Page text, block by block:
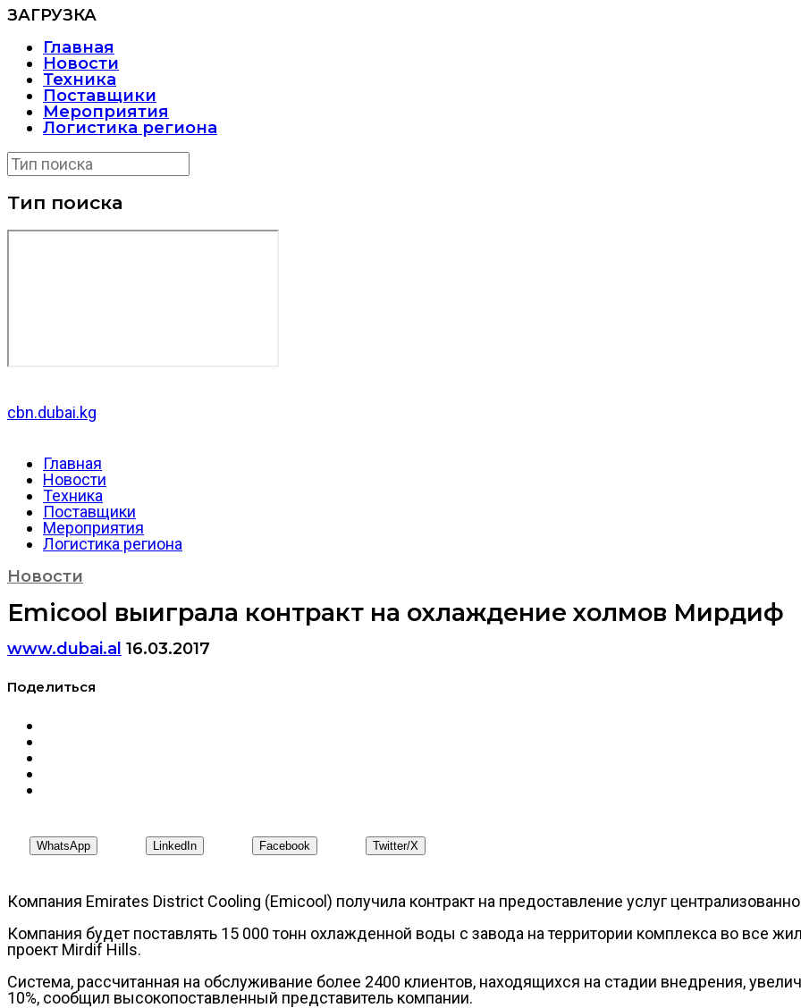
ЗАГРУЗКА
Главная
Новости
Техника
Поставщики
Мероприятия
Логистика региона
Тип поиска
cbn.dubai.kg
Главная
Новости
Техника
Поставщики
Мероприятия
Логистика региона
Новости
Emicool выиграла контракт на охлаждение холмов Мирдиф
www.dubai.al 16.03.2017
Поделиться
WhatsApp LinkedIn Facebook Twitter/X
Компания Emirates District Cooling (Emicool) получила контракт на предоставление услуг
Компания будет поставлять 15 000 тонн охлажденной воды с завода на территории комплекса во все
проект Mirdif Hills.
Система, рассчитанная на обслуживание более 2400 клиентов, находящихся на стадии внедрения,
10%, сообщил высокопоставленный представитель компании.